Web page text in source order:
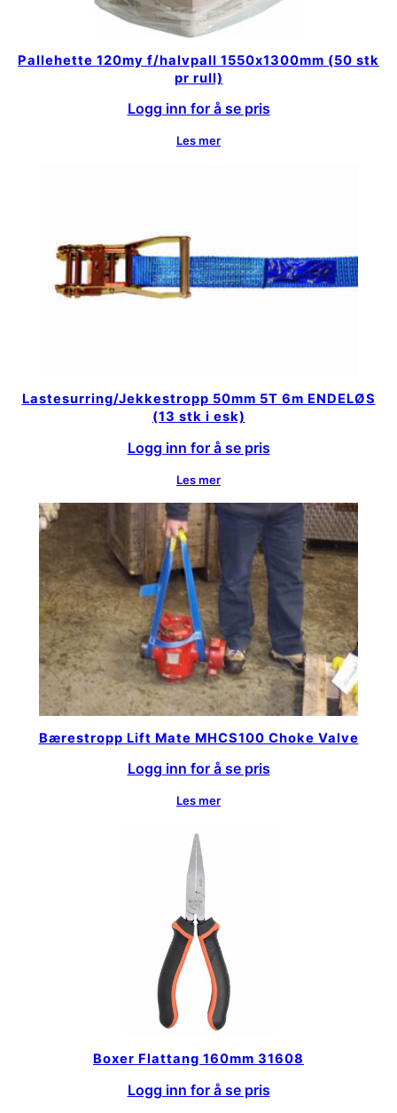
Pallehette 120my f/halvpall 1550x1300mm (50 stk
pr rull)
Logg inn for å se pris
Les mer
Lastesurring/Jekkestropp 50mm 5T 6m ENDELØS
(13 stk i esk)
Logg inn for å se pris
Les mer
Bærestropp Lift Mate MHCS100 Choke Valve
Logg inn for å se pris
Les mer
Boxer Flattang 160mm 31608
Logg inn for å se pris